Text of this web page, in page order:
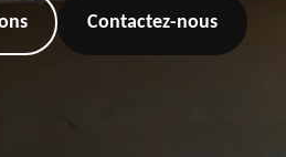
Contactez-nous